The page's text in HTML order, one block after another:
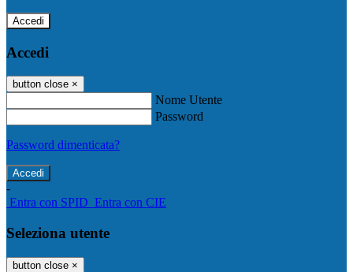
Accedi
Accedi
button close ×
Nome Utente
Password
Password dimenticata?
-
Entra con SPID Entra con CIE
Seleziona utente
button close ×